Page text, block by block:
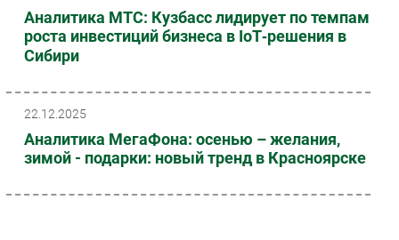
Аналитика МТС: Кузбасс лидирует по темпам
роста инвестиций бизнеса в IoT‑решения в
Сибири
22.12.2025
Аналитика МегаФона: осенью – желания,
зимой - подарки: новый тренд в Красноярске